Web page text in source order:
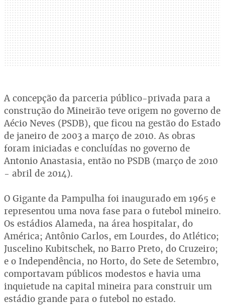
A concepção da parceria público-privada para a
construção do Mineirão teve origem no governo de
Aécio Neves (PSDB), que ficou na gestão do Estado
de janeiro de 2003 a março de 2010. As obras
foram iniciadas e concluídas no governo de
Antonio Anastasia, então no PSDB (março de 2010
- abril de 2014).
O Gigante da Pampulha foi inaugurado em 1965 e
representou uma nova fase para o futebol mineiro.
Os estádios Alameda, na área hospitalar, do
América; Antônio Carlos, em Lourdes, do Atlético;
Juscelino Kubitschek, no Barro Preto, do Cruzeiro;
e o Independência, no Horto, do Sete de Setembro,
comportavam públicos modestos e havia uma
inquietude na capital mineira para construir um
estádio grande para o futebol no estado.